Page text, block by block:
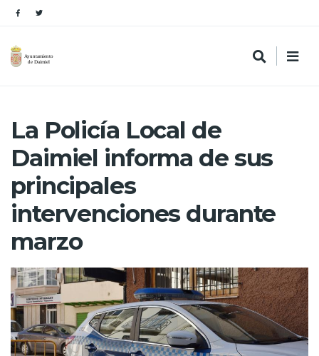
La Policía Local de
Daimiel informa de sus
principales
intervenciones durante
marzo